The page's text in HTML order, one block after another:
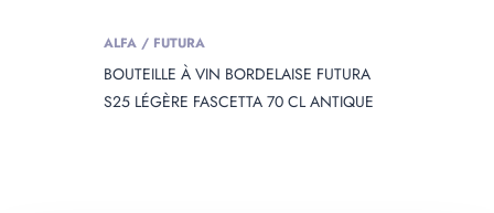
ALFA / FUTURA
BOUTEILLE À VIN BORDELAISE FUTURA
S25 LÉGÈRE FASCETTA 70 CL ANTIQUE